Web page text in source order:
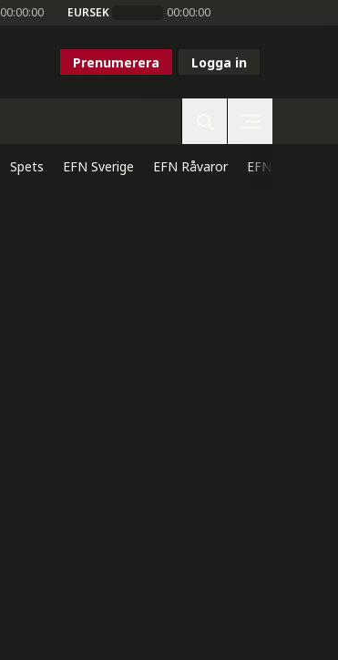
00:00:00 EURSEK 00:00:00
Prenumerera Logga in
Spets EFN Sverige EFN Råvaror EFN Direkt